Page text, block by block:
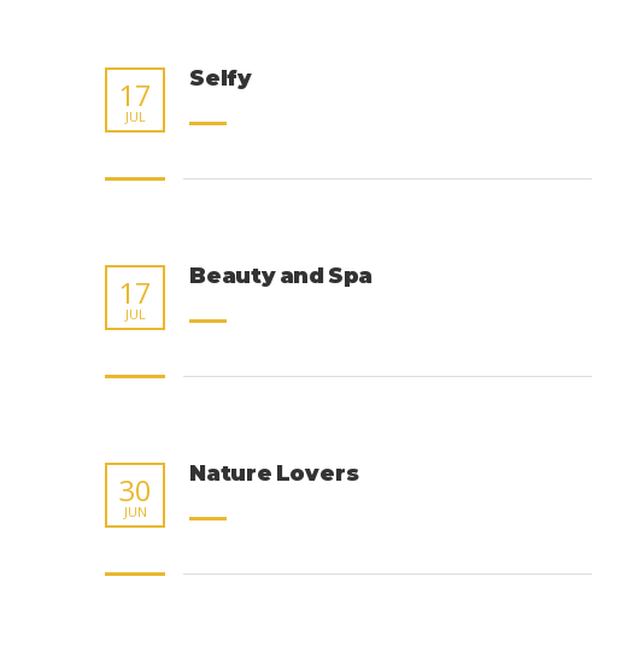
Selfy
17
JUL
Beauty and Spa
17
JUL
Nature Lovers
30
JUN